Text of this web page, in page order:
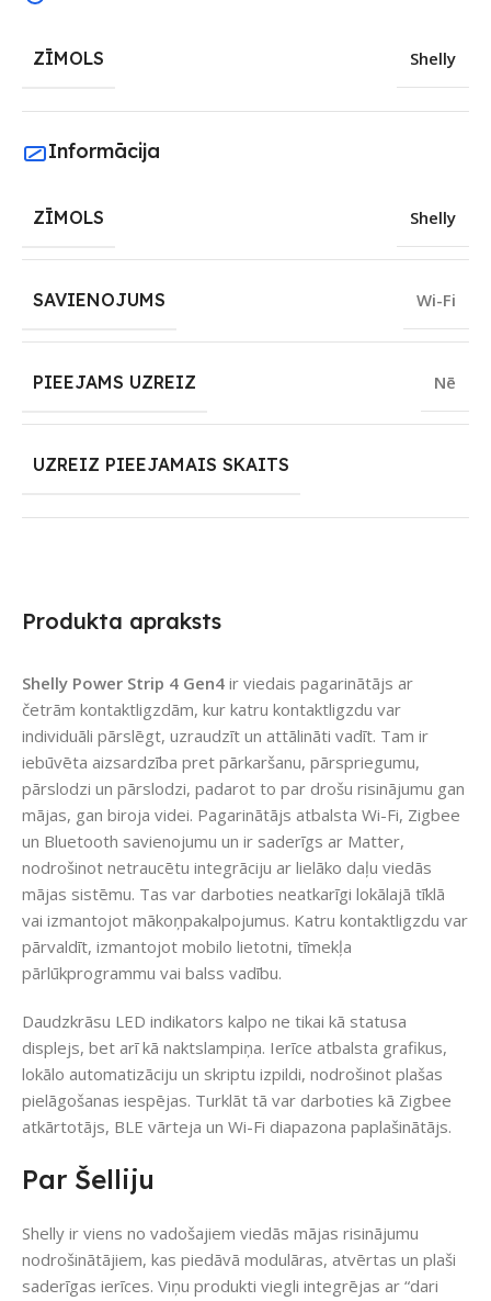
Produkta apraksts
Shelly Power Strip 4 Gen4 ir viedais pagarinātājs ar
četrām kontaktligzdām, kur katru kontaktligzdu var
individuāli pārslēgt, uzraudzīt un attālināti vadīt. Tam ir
iebūvēta aizsardzība pret pārkaršanu, pārspriegumu,
pārslodzi un pārslodzi, padarot to par drošu risinājumu gan
mājas, gan biroja videi. Pagarinātājs atbalsta Wi-Fi, Zigbee
un Bluetooth savienojumu un ir saderīgs ar Matter,
nodrošinot netraucētu integrāciju ar lielāko daļu viedās
mājas sistēmu. Tas var darboties neatkarīgi lokālajā tīklā
vai izmantojot mākoņpakalpojumus. Katru kontaktligzdu var
pārvaldīt, izmantojot mobilo lietotni, tīmekļa
pārlūkprogrammu vai balss vadību.
Daudzkrāsu LED indikators kalpo ne tikai kā statusa
displejs, bet arī kā naktslampiņa. Ierīce atbalsta grafikus,
lokālo automatizāciju un skriptu izpildi, nodrošinot plašas
pielāgošanas iespējas. Turklāt tā var darboties kā Zigbee
atkārtotājs, BLE vārteja un Wi-Fi diapazona paplašinātājs.
Par Šelliju
Shelly ir viens no vadošajiem viedās mājas risinājumu
nodrošinātājiem, kas piedāvā modulāras, atvērtas un plaši
saderīgas ierīces. Viņu produkti viegli integrējas ar “dari
ZĪMOLS Shelly
Informācija
ZĪMOLS Shelly
SAVIENOJUMS Wi-Fi
PIEEJAMS UZREIZ Nē
UZREIZ PIEEJAMAIS SKAITS